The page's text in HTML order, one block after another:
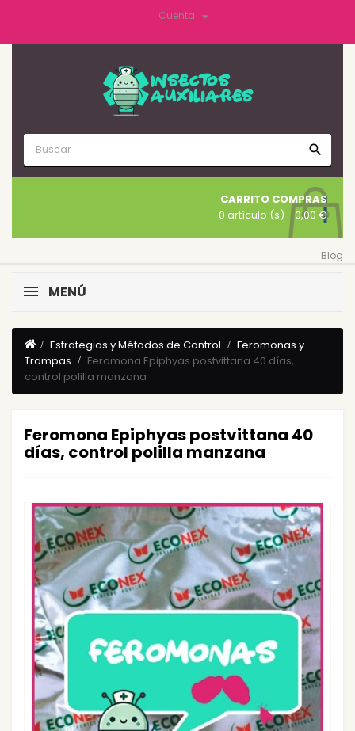
Cuenta 
search
CARRITO COMPRAS
0 artículo (s) - 0,00 €
Blog
MENÚ
Estrategias y Métodos de Control
Feromonas y
Trampas
Feromona Epiphyas postvittana 40 días,
control polilla manzana
Feromona Epiphyas postvittana 40
días, control polilla manzana